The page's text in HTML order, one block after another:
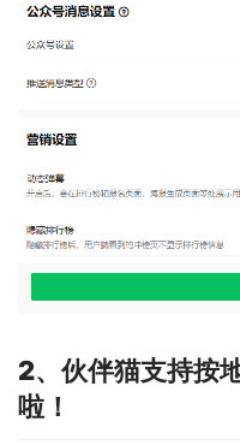
2、伙伴猫支持按
啦！